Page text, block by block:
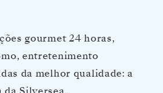
gourmet 24 horas,
entretenimento
da melhor qualidade: a